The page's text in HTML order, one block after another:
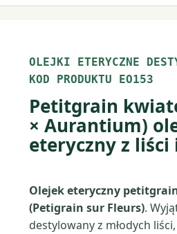
OLEJKI ETERYCZNE
KOD PRODUKTU EO153
Petitgrain
× Aurantium)
eteryczny z
Olejek eteryczny
(Petigrain sur Fleurs).
destylowany z młodych